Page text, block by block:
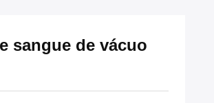
sangue de vácuo